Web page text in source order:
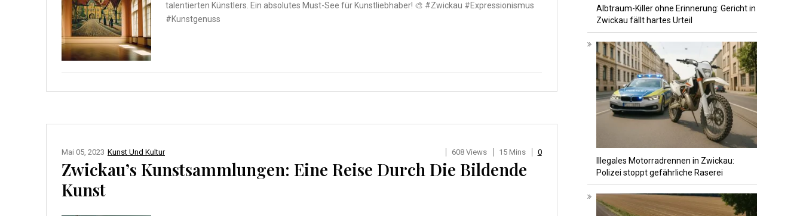
talentierten Künstlers. Ein absolutes Must-See für Kunstliebhaber! 🎨 #Zwickau #Expressionismus
#Kunstgenuss
Kunst Und Kultur
Mai 05, 2023 608 Views 15 Mins 0
Zwickau’s Kunstsammlungen: Eine Reise Durch Die Bildende
Kunst
Albtraum-Killer ohne Erinnerung: Gericht in
Zwickau fällt hartes Urteil
Illegales Motorradrennen in Zwickau:
Polizei stoppt gefährliche Raserei